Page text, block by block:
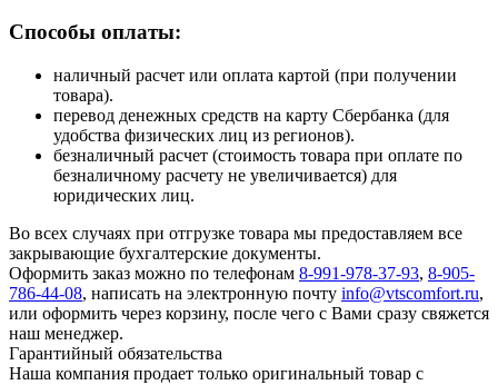
Способы оплаты:
наличный расчет или оплата картой (при получении
товара).
перевод денежных средств на карту Сбербанка (для
удобства физических лиц из регионов).
безналичный расчет (стоимость товара при оплате по
безналичному расчету не увеличивается) для
юридических лиц.
Во всех случаях при отгрузке товара мы предоставляем все
закрывающие бухгалтерские документы.
Оформить заказ можно по телефонам 8-991-978-37-93, 8-905-
786-44-08, написать на электронную почту info@vtscomfort.ru,
или оформить через корзину, после чего с Вами сразу свяжется
наш менеджер.
Гарантийный обязательства
Наша компания продает только оригинальный товар с